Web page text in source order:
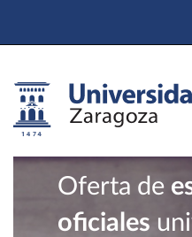
Oferta de
oficiales